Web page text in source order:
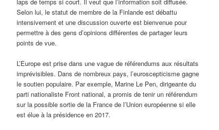
Selon lui, le statut de membre de la Finlande est débattu
intensivement et une discussion ouverte est bienvenue pour
permettre à des gens d’opinions différentes de partager leurs
points de vue.
L’Europe est prise dans une vague de référendums aux résultats
imprévisibles. Dans de nombreux pays, l’euroscepticisme gagne
le soutien populaire. Par exemple, Marine Le Pen, dirigeante du
parti nationaliste Front national, a promis de tenir un référendum
sur la possible sortie de la France de l’Union européenne si elle
est élue à la présidence en 2017.